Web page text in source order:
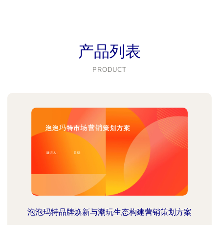
产品列表
PRODUCT
泡泡玛特品牌焕新与潮玩生态构建营销策划方案